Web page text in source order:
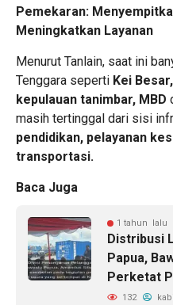
Pemekaran:
Meningkatkan Layanan
Menurut Tanlain, saat ini
Tenggara seperti Kei
kepulauan tanimbar, MBD
masih tertinggal dari sisi
pendidikan, pelayanan
transportasi.
Baca Juga
1 tahun lalu
Distribusi
Papua,
Perketat
132